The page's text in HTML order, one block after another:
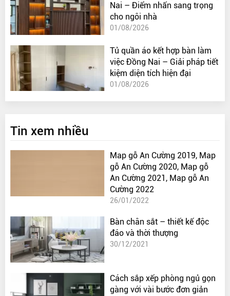
Nai – Điểm nhấn sang trọng
cho ngôi nhà
01/08/2026
Tủ quần áo kết hợp bàn làm
việc Đồng Nai – Giải pháp tiết
kiệm diện tích hiện đại
01/08/2026
Tin xem nhiều
Map gỗ An Cường 2019, Map
gỗ An Cường 2020, Map gỗ
An Cường 2021, Map gỗ An
Cường 2022
26/01/2022
Bàn chân sắt – thiết kế độc
đáo và thời thượng
30/12/2021
Cách sắp xếp phòng ngủ gọn
gàng với vài bước đơn giản